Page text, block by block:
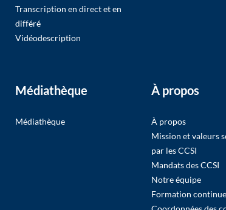
Transcription en direct et en
différé
Vidéodescription
Médiathèque
Médiathèque
À propos
À propos
Mission et valeurs
par les CCSI
Mandats des CCSI
Notre équipe
Formation continue